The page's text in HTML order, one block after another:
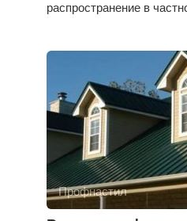
распространение в
Профнастил